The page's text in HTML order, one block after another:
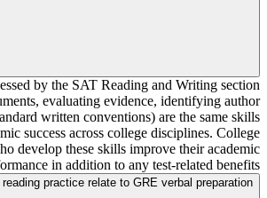
by the SAT Reading and Writing section
evaluating evidence, identifying author
written conventions) are the same skills
success across college disciplines. College
develop these skills improve their academic
in addition to any test-related benefits.
practice relate to GRE verbal preparation?